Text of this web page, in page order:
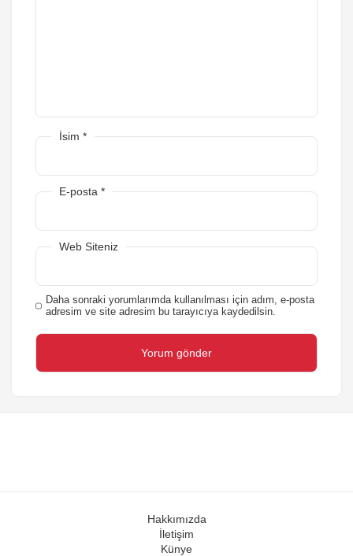
İsim *
E-posta *
Web Siteniz
Daha sonraki yorumlarımda kullanılması için adım, e-posta
adresim ve site adresim bu tarayıcıya kaydedilsin.
Hakkımızda
İletişim
Künye